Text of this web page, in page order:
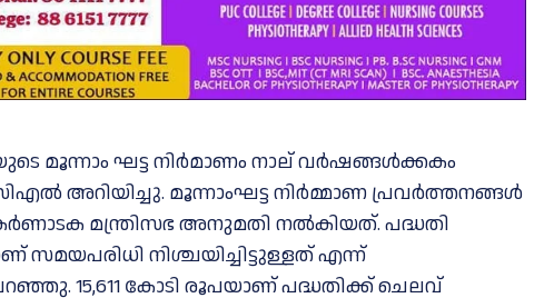
മൂന്നാം ഘട്ട നിർമാണം നാല് വർഷങ്ങൾക്കകം
അറിയിച്ചു. മൂന്നാംഘട്ട നിർമ്മാണ പ്രവർത്തനങ്ങൾ
മന്ത്രിസഭ അനുമതി നൽകിയത്. പദ്ധതി
നിശ്ചയിച്ചിട്ടുള്ളത് എന്ന്
15,611 കോടി രൂപയാണ് പദ്ധതിക്ക് ചെലവ്